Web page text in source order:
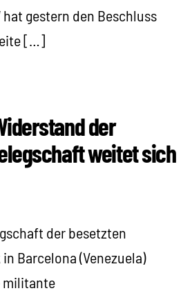
hat gestern den Beschluss
[…]
der
weitet sich
der besetzten
Barcelona (Venezuela)
militante